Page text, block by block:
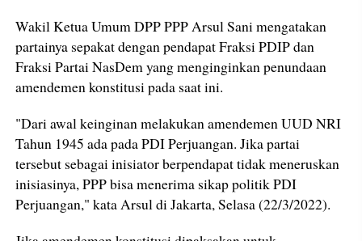
Wakil Ketua Umum DPP PPP Arsul Sani mengatakan
partainya sepakat dengan pendapat Fraksi PDIP dan
Fraksi Partai NasDem yang menginginkan penundaan
amendemen konstitusi pada saat ini.
"Dari awal keinginan melakukan amendemen UUD NRI
Tahun 1945 ada pada PDI Perjuangan. Jika partai
tersebut sebagai inisiator berpendapat tidak meneruskan
inisiasinya, PPP bisa menerima sikap politik PDI
Perjuangan," kata Arsul di Jakarta, Selasa (22/3/2022).